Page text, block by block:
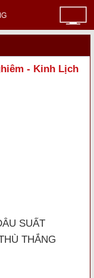
- Kinh Lịch
SUẤT
THẮNG